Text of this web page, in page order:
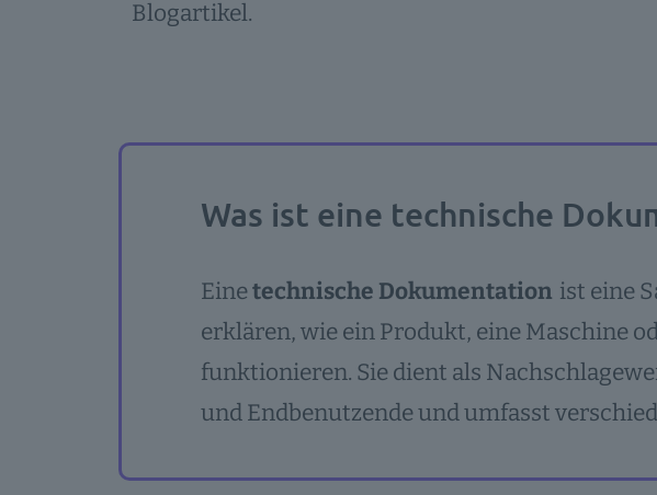
Blogartikel.
Was ist eine technische
Einetechnische Dokumentation ist eine
erklären, wie ein Produkt, eine Maschine
funktionieren. Sie dient als
und Endbenutzende und umfasst